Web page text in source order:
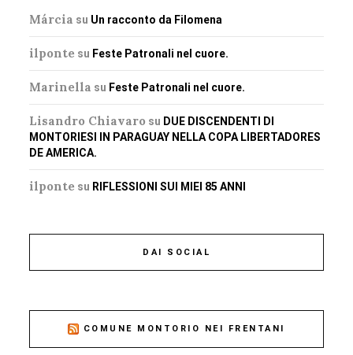
Márcia su Un racconto da Filomena
ilponte su Feste Patronali nel cuore.
Marinella su Feste Patronali nel cuore.
Lisandro Chiavaro su DUE DISCENDENTI DI
MONTORIESI IN PARAGUAY NELLA COPA LIBERTADORES
DE AMERICA.
ilponte su RIFLESSIONI SUI MIEI 85 ANNI
DAI SOCIAL
COMUNE MONTORIO NEI FRENTANI